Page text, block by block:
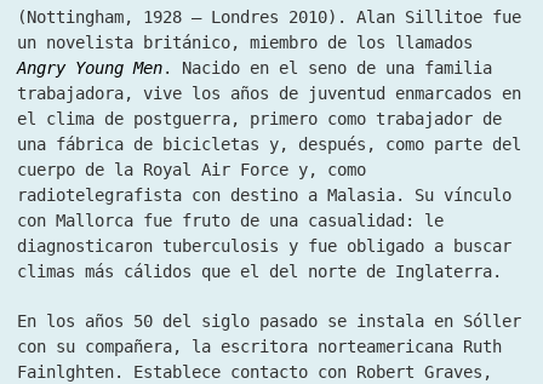
(Nottingham, 1928 – Londres 2010). Alan Sillitoe fue
un novelista británico, miembro de los llamados
Angry Young Men.
Nacido en el seno de una familia
trabajadora, vive los años de juventud enmarcados en
el clima de postguerra, primero como trabajador de
una fábrica de bicicletas y, después, como parte del
cuerpo de la Royal Air Force y, como
radiotelegrafista con destino a Malasia. Su vínculo
con Mallorca fue fruto de una casualidad: le
diagnosticaron tuberculosis y fue obligado a buscar
climas más cálidos que el del norte de Inglaterra.
En los años 50 del siglo pasado se instala en Sóller
con su compañera, la escritora norteamericana Ruth
Fainlghten. Establece contacto con Robert Graves,